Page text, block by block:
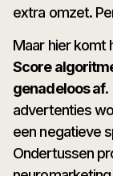
extra omzet.
Maar hier komt
Score
genadeloos af.
advertenties
een negatieve
Ondertussen